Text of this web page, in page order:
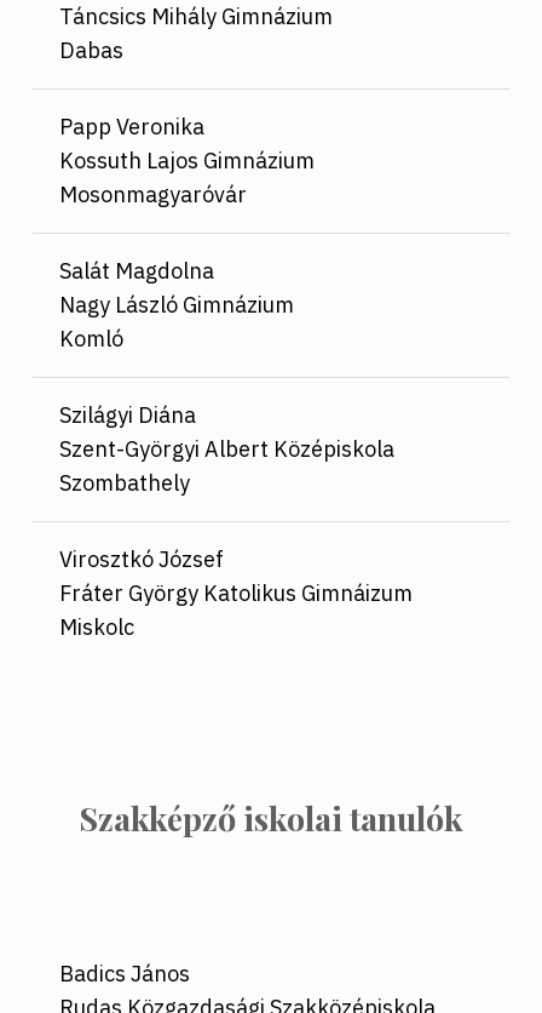
Táncsics Mihály Gimnázium
Dabas
Papp Veronika
Kossuth Lajos Gimnázium
Mosonmagyaróvár
Salát Magdolna
Nagy László Gimnázium
Komló
Szilágyi Diána
Szent-Györgyi Albert Középiskola
Szombathely
Virosztkó József
Fráter György Katolikus Gimnáizum
Miskolc
Szakképző iskolai tanulók
Badics János
Rudas Közgazdasági Szakközépiskola